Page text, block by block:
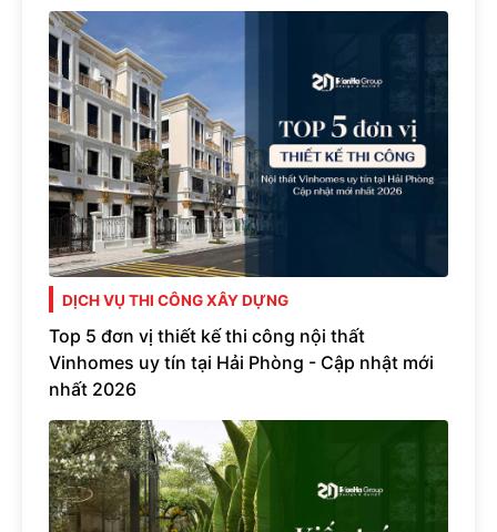
DỊCH VỤ THI CÔNG XÂY DỰNG
Top 5 đơn vị thiết kế thi công nội thất
Vinhomes uy tín tại Hải Phòng - Cập nhật mới
nhất 2026